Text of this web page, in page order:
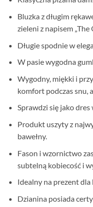
Bluzka z długim
zieleni z napisem „The
Długie spodnie w
W pasie wygodna
Wygodny, miękki i
komfort podczas snu,
Sprawdzi się jako dres
Produkt uszyty z
bawełny.
Fason i wzornictwo
subtelną kobiecość i
Idealny na prezent
Dzianina posiada